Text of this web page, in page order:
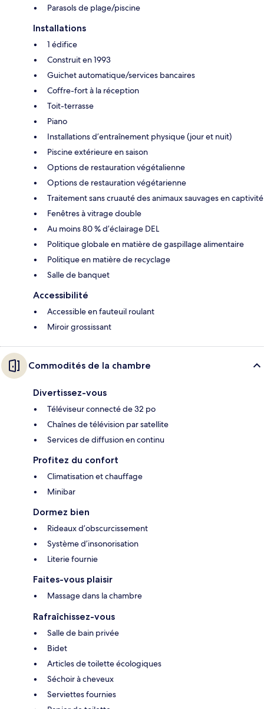
Parasols de plage/piscine
Installations
1 édifice
Construit en 1993
Guichet automatique/services bancaires
Coffre-fort à la réception
Toit-terrasse
Piano
Installations d’entraînement physique (jour et nuit)
Piscine extérieure en saison
Options de restauration végétalienne
Options de restauration végétarienne
Traitement sans cruauté des animaux sauvages en captivité
Fenêtres à vitrage double
Au moins 80 % d’éclairage DEL
Politique globale en matière de gaspillage alimentaire
Politique en matière de recyclage
Salle de banquet
Accessibilité
Accessible en fauteuil roulant
Miroir grossissant
Commodités de la chambre
Divertissez-vous
Téléviseur connecté de 32 po
Chaînes de télévision par satellite
Services de diffusion en continu
Profitez du confort
Climatisation et chauffage
Minibar
Dormez bien
Rideaux d’obscurcissement
Système d’insonorisation
Literie fournie
Faites-vous plaisir
Massage dans la chambre
Rafraîchissez-vous
Salle de bain privée
Bidet
Articles de toilette écologiques
Séchoir à cheveux
Serviettes fournies